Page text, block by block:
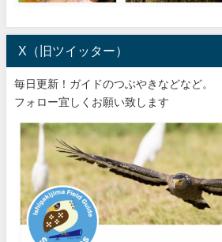
X（旧ツイッター）
毎日更新！ガイドのつぶやきなどなど。
フォロー宜しくお願い致します